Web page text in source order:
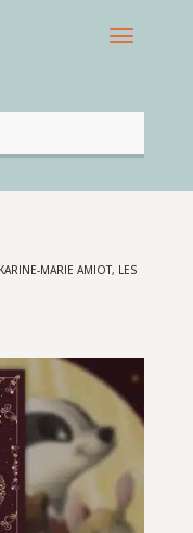
KARINE-MARIE AMIOT, LES